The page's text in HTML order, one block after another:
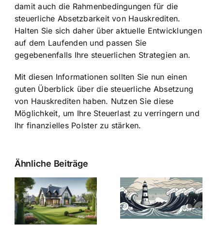
damit auch die Rahmenbedingungen für die
steuerliche Absetzbarkeit von Hauskrediten.
Halten Sie sich daher über aktuelle Entwicklungen
auf dem Laufenden und passen Sie
gegebenenfalls Ihre steuerlichen Strategien an.
Mit diesen Informationen sollten Sie nun einen
guten Überblick über die steuerliche Absetzung
von Hauskrediten haben. Nutzen Sie diese
Möglichkeit, um Ihre Steuerlast zu verringern und
Ihr finanzielles Polster zu stärken.
Ähnliche Beiträge
Bauzinsen im
Sturm: Die
aktuelle
Entwicklung
Die Evolution
der
Bauzinsen: Ein
Blick in die